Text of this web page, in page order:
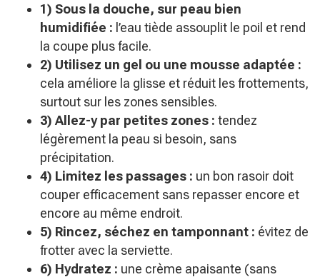
1) Sous la douche, sur peau bien
humidifiée : l’eau tiède assouplit le poil et rend
la coupe plus facile.
2) Utilisez un gel ou une mousse adaptée :
cela améliore la glisse et réduit les frottements,
surtout sur les zones sensibles.
3) Allez-y par petites zones : tendez
légèrement la peau si besoin, sans
précipitation.
4) Limitez les passages : un bon rasoir doit
couper efficacement sans repasser encore et
encore au même endroit.
5) Rincez, séchez en tamponnant : évitez de
frotter avec la serviette.
6) Hydratez : une crème apaisante (sans